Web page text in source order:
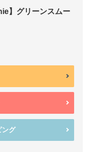
】グリーンスムー
ング